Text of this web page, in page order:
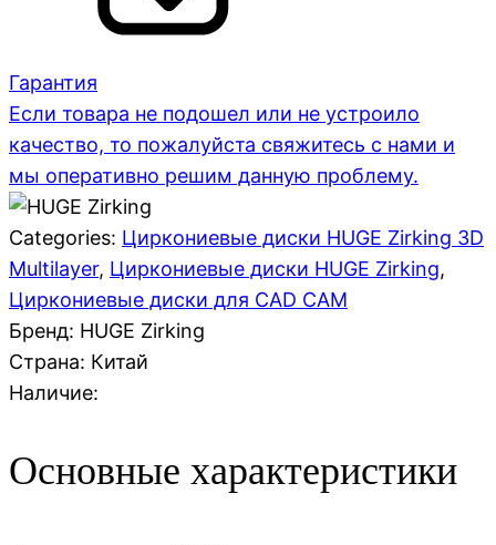
Гарантия
Если товара не подошел или не устроило
качество, то пожалуйста свяжитесь с нами и
мы оперативно решим данную проблему.
Categories: Циркониевые диски HUGE Zirking 3D
Multilayer, Циркониевые диски HUGE Zirking,
Циркониевые диски для CAD CAM
Бренд: HUGE Zirking
Страна: Китай
Наличие:
Основные характеристики